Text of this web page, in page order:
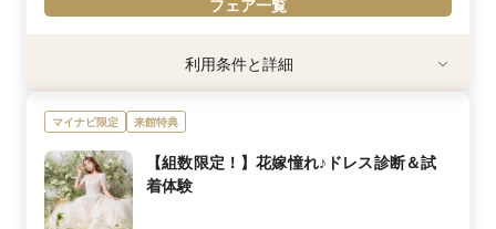
フェア一覧
③30名以上の挙式・披露宴を検討の方
います
内容詳細
神奈川県クチコミランキング1位を獲得したこともあるアニヴェル
利用条件と詳細
マイナビ限定 来館特典
【組数限定！】花嫁憧れ♪ドレス診断＆試
着体験